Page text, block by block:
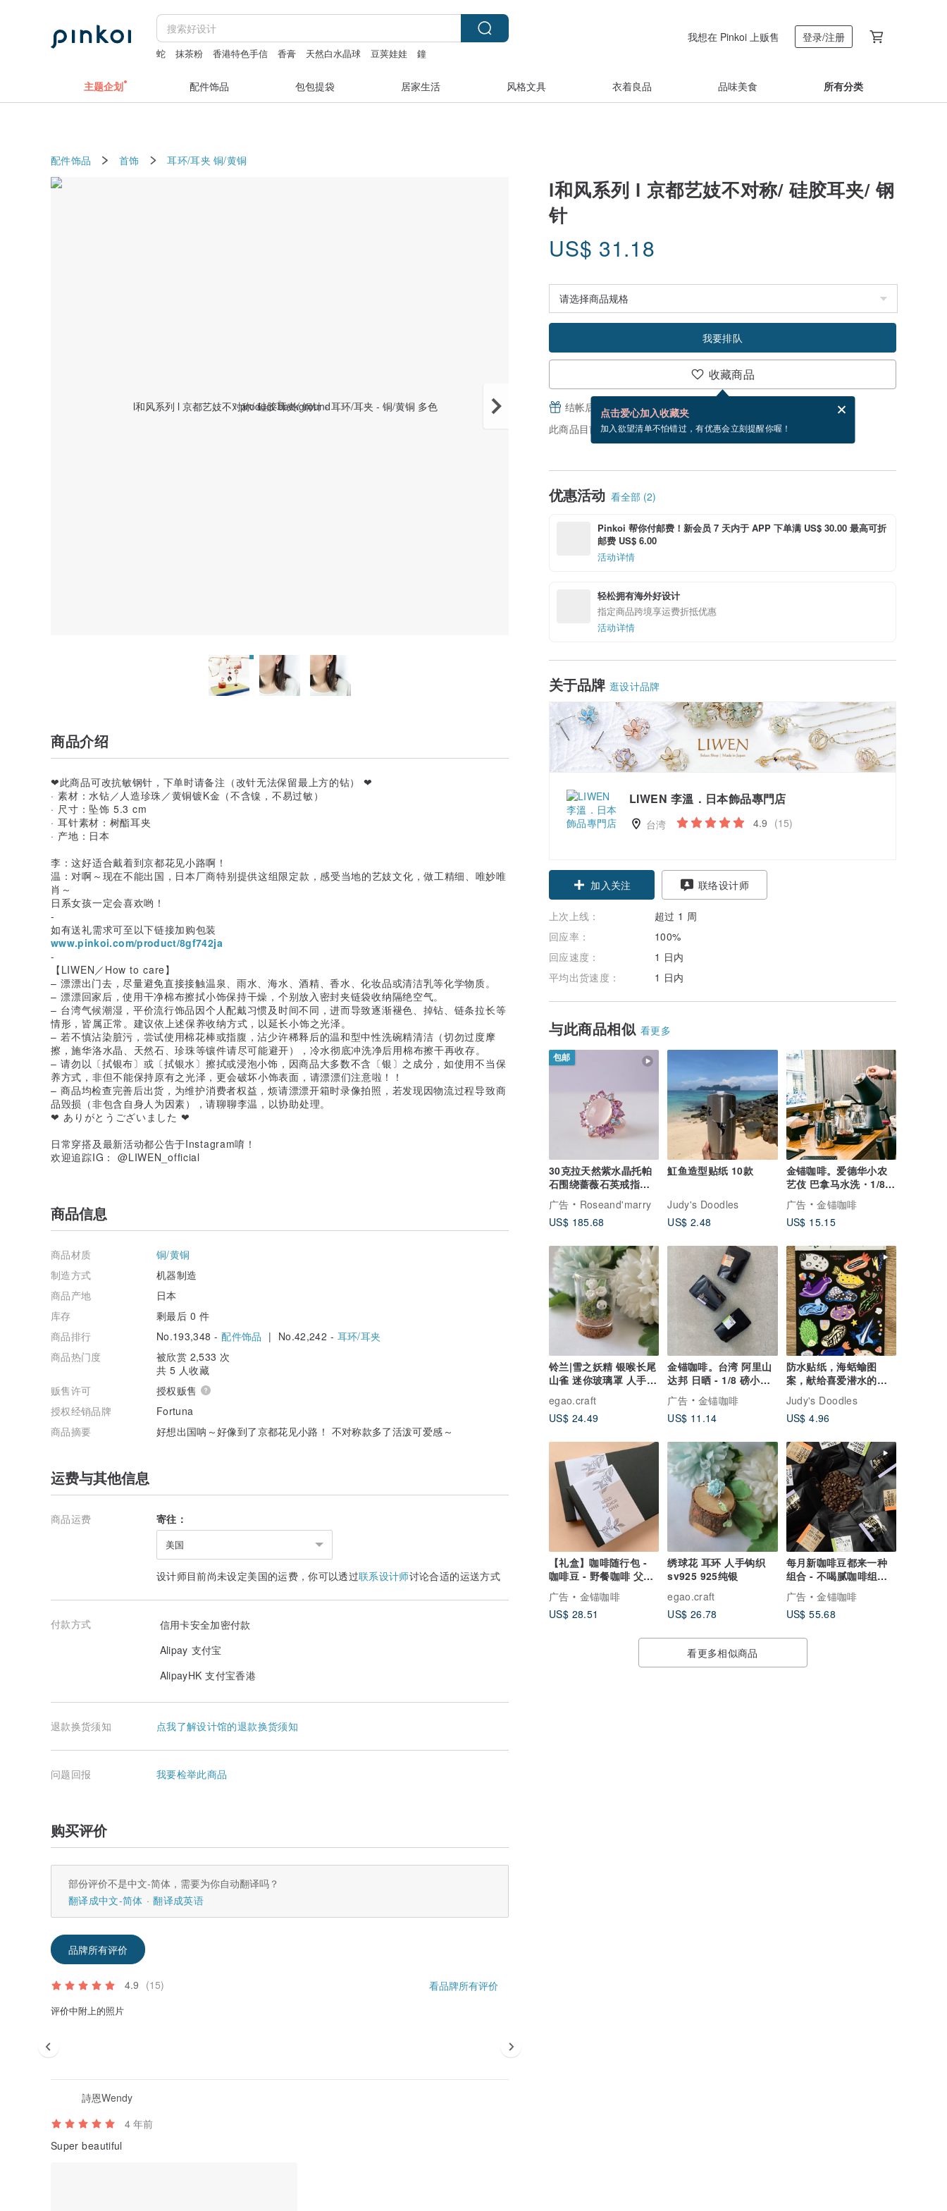
蛇 抹茶粉 香港特色手信 香膏 天然白水晶球 豆荚娃娃
鐘
我想在 Pinkoi 上贩售 登录/注册
主题企划 配件饰品 包包提袋 居家生活 风格文具 衣着良品 品味美食 所有分类
配件饰品 首饰 耳环/耳夹 铜/黄铜
l和风系列 l 京都艺妓不对称/ 硅胶耳夹/ 钢
针
US$ 31.18
我要排队
收藏商品
点击爱心加入收藏夹
加入欲望清单不怕错过，有优惠会立刻提醒你喔！
结帐后填写并分享，免费帮你寄送电子贺卡。
电子贺卡是什么？
此商品目前没现货，你可以按“我要排队”，当有货会主动发信通知你
优惠活动 看全部 (2)
Pinkoi 帮你付邮费！新会员 7 天内于 APP 下单满 US$ 30.00 最高可折
邮费 US$ 6.00
活动详情
轻松拥有海外好设计
指定商品跨境享运费折抵优惠
活动详情
关于品牌 逛设计品牌
LIWEN 李溫．日本飾品專門店
台湾 4.9 (15)
加入关注 联络设计师
上次上线：
超过 1 周
回应率：
100%
回应速度：
1 日内
平均出货速度：
1 日内
与此商品相似 看更多
包邮
30克拉天然紫水晶托帕
石围绕蔷薇石英戒指，
925纯银戒台，镀玫瑰
金，尺寸58
广告
Roseand'marry
US$ 185.68
魟鱼造型贴纸 10款
Judy's Doodles
US$ 2.48
金锚咖啡。爱德华小农
艺伎 巴拿马水洗・1/8
磅 莱姆、葡萄、花香
广告
金锚咖啡
US$ 15.15
铃兰|雪之妖精 银喉长尾
山雀 迷你玻璃罩 人手钩
egao.craft
US$ 24.49
金锚咖啡。台湾 阿里山
达邦 日晒 - 1/8 磅小包
60g - 父亲节礼物
广告
金锚咖啡
US$ 11.14
防水贴纸，海蛞蝓图
案，献给喜爱潜水的
你，属于“海洋中的小怪
物”。
Judy's Doodles
US$ 4.96
【礼盒】咖啡随行包 -
咖啡豆 - 野餐咖啡 父亲
节礼物
广告
金锚咖啡
US$ 28.51
绣球花 耳环 人手钩织
sv925 925纯银
egao.craft
US$ 26.78
每月新咖啡豆都来一种
组合 - 不喝腻咖啡组合
父亲节礼物
广告
金锚咖啡
US$ 55.68
看更多相似商品
商品介绍
❤此商品可改抗敏钢针，下单时请备注（改针无法保留最上方的钻） ❤
· 素材：水钻／人造珍珠／黄铜镀K金（不含镍，不易过敏）
· 尺寸：坠饰 5.3 cm
· 耳针素材：树酯耳夹
· 产地：日本
李：这好适合戴着到京都花见小路啊！
温：对啊～现在不能出国，日本厂商特别提供这组限定款，感受当地的艺妓文化，做工精细、唯妙唯
肖～
日系女孩一定会喜欢哟！
-
如有送礼需求可至以下链接加购包装
www.pinkoi.com/product/8gf742ja
-
【LIWEN／How to care】
– 漂漂出门去，尽量避免直接接触温泉、雨水、海水、酒精、香水、化妆品或清洁乳等化学物质。
– 漂漂回家后，使用干净棉布擦拭小饰保持干燥，个别放入密封夹链袋收纳隔绝空气。
– 台湾气候潮湿，平价流行饰品因个人配戴习惯及时间不同，进而导致逐渐褪色、掉钻、链条拉长等
情形，皆属正常。建议依上述保养收纳方式，以延长小饰之光泽。
– 若不慎沾染脏污，尝试使用棉花棒或指腹，沾少许稀释后的温和型中性洗碗精清洁（切勿过度摩
擦，施华洛水晶、天然石、珍珠等镶件请尽可能避开），冷水彻底冲洗净后用棉布擦干再收存。
– 请勿以〔拭银布〕或〔拭银水〕擦拭或浸泡小饰，因商品大多数不含〔银〕之成分，如使用不当保
养方式，非但不能保持原有之光泽，更会破坏小饰表面，请漂漂们注意啦！！
– 商品均检查完善后出货，为维护消费者权益，烦请漂漂开箱时录像拍照，若发现因物流过程导致商
品毁损（非包含自身人为因素），请聊聊李温，以协助处理。
❤ ありがとうございました ❤
日常穿搭及最新活动都公告于Instagram唷！
欢迎追踪IG： @LIWEN_official
商品信息
商品材质
铜/黄铜
制造方式
机器制造
商品产地
日本
库存
剩最后 0 件
商品排行
No.193,348 -配件饰品 | No.42,242 - 耳环/耳夹
商品热门度
被欣赏 2,533 次
共 5 人收藏
贩售许可
授权贩售
授权经销品牌
Fortuna
商品摘要
好想出国呐～好像到了京都花见小路！ 不对称款多了活泼可爱感～
运费与其他信息
商品运费 寄往：
美国
设计师目前尚未设定美国的运费，你可以透过联系设计师讨论合适的运送方式
付款方式
信用卡安全加密付款
Alipay 支付宝
AlipayHK 支付宝香港
退款换货须知 点我了解设计馆的退款换货须知
问题回报 我要检举此商品
购买评价
部份评价不是中文-简体，需要为你自动翻译吗？
翻译成中文-简体
翻译成英语
品牌所有评价
4.9 (15) 看品牌所有评价
评价中附上的照片
詩恩Wendy
4 年前
Super beautiful